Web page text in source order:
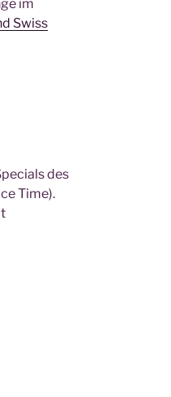
im
Swiss
des
Time).